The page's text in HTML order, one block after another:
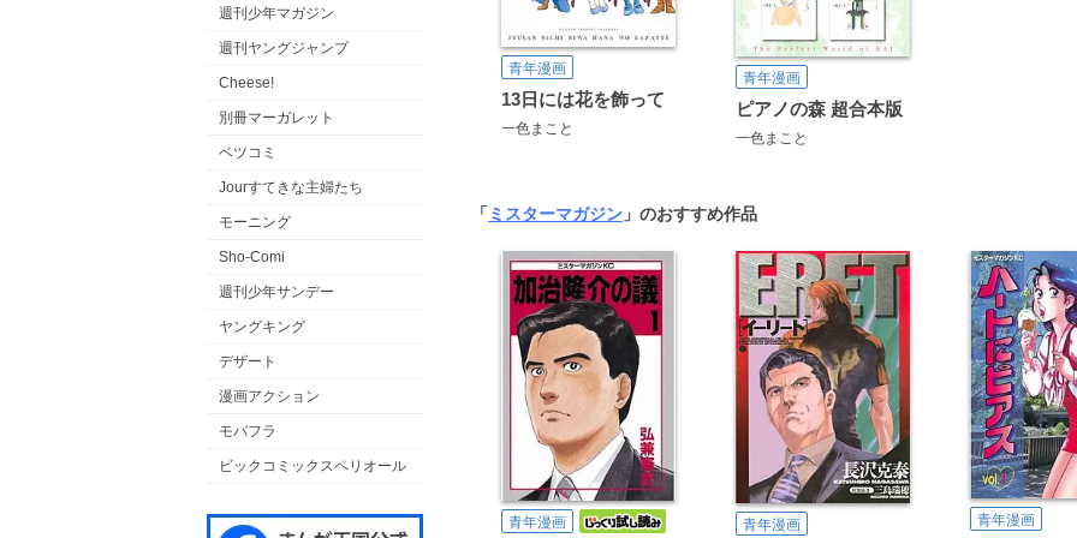
週刊少年マガジン
週刊ヤングジャンプ
Cheese!
別冊マーガレット
ベツコミ
Jourすてきな主婦たち
モーニング
Sho-Comi
週刊少年サンデー
ヤングキング
デザート
漫画アクション
モバフラ
ビックコミックスペリオール
青年漫画
13日には花を飾って
一色まこと
青年漫画
ピアノの森 超合本版
一色まこと
「ミスターマガジン 」のおすすめ作品
青年漫画 青年漫画 青年漫画